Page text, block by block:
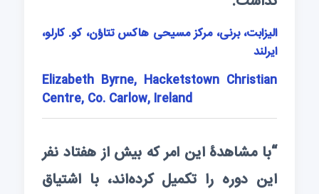
الیزابت، برنی، مرکز مسیحی هاکس تتاؤن، کو. کارلو،
ایرلند
Elizabeth Byrne, Hacketstown Christian
Centre, Co. Carlow, Ireland
“با مشاهدۀ این امر که بیش از هفتاد نفر
این دوره را تکمیل کرده‌اند، با اشتیاق